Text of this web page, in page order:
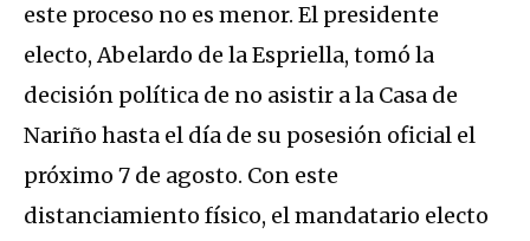
este proceso no es menor. El presidente
electo, Abelardo de la Espriella, tomó la
decisión política de no asistir a la Casa de
Nariño hasta el día de su posesión oficial el
próximo 7 de agosto. Con este
distanciamiento físico, el mandatario electo